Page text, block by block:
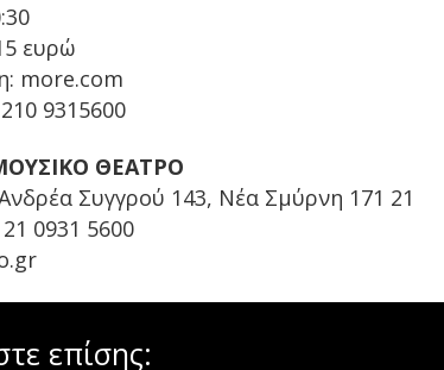
ευρώ
more.com
9315600
ΘΕΑΤΡΟ
Συγγρού 143, Νέα Σμύρνη 171 21
0931 5600
επίσης: